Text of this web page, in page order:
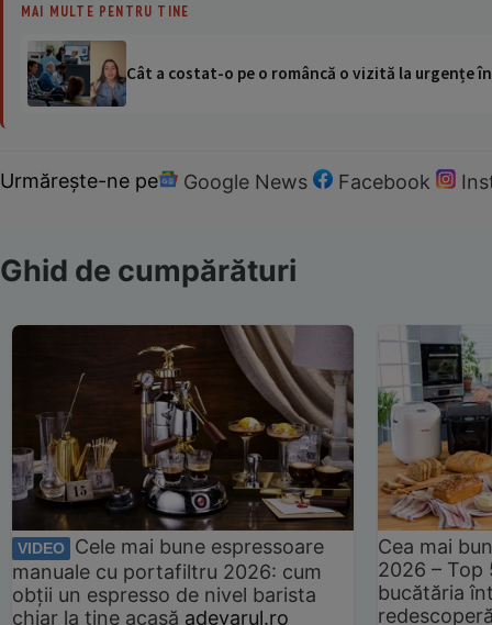
MAI MULTE PENTRU TINE
Cât a costat-o pe o româncă o vizită la urgențe
Urmărește-ne pe Google News Facebook
Ghid de cumpărături
VIDEO
Cele mai bune espressoare
manuale cu portafiltru 2026: cum
obții un espresso de nivel barista
chiar la tine acasă adevarul.ro
Cea mai
2026 –
bucătăria